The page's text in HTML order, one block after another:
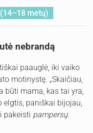
metų)
nebrandą
paauglė, iki vaiko
motinystę. „Skaičiau,
būti mama, kas tai yra,
paniškai bijojau,
pakeisti pampersų: